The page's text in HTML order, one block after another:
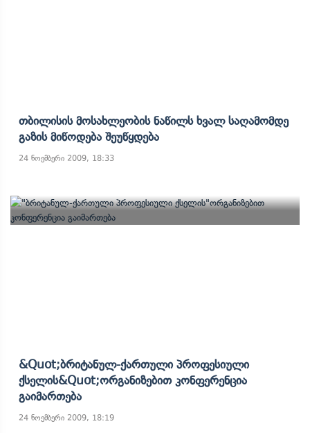
Თბილისის Მოსახლეობის Ნაწილს Ხვალ Საღამომდე
Გაზის Მიწოდება Შეუწყდება
24 ნოემბერი 2009, 18:33
&quot;ბრიტანულ-Ქართული Პროფესიული
Ქსელის&quot;ორგანიზებით Კონფერენცია
Გაიმართება
24 ნოემბერი 2009, 18:19